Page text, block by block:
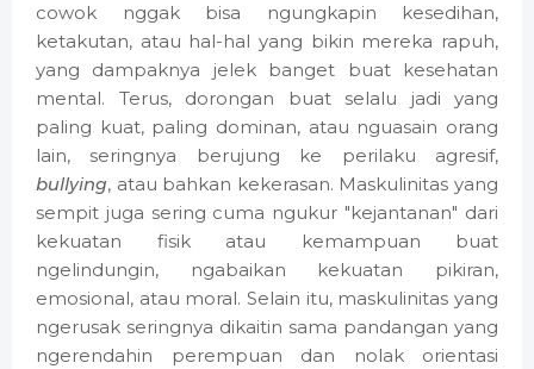
cowok nggak bisa ngungkapin kesedihan,
ketakutan, atau hal-hal yang bikin mereka rapuh,
yang dampaknya jelek banget buat kesehatan
mental. Terus, dorongan buat selalu jadi yang
paling kuat, paling dominan, atau nguasain orang
lain, seringnya berujung ke perilaku agresif,
bullying, atau bahkan kekerasan. Maskulinitas yang
sempit juga sering cuma ngukur "kejantanan" dari
kekuatan fisik atau kemampuan buat
ngelindungin, ngabaikan kekuatan pikiran,
emosional, atau moral. Selain itu, maskulinitas yang
ngerusak seringnya dikaitin sama pandangan yang
ngerendahin perempuan dan nolak orientasi